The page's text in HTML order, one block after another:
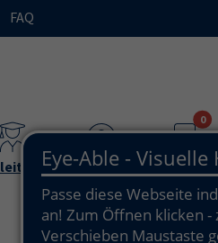
for "Ihre vhs / über uns"
FAQ
Teilnehmende
0
Merkzettel